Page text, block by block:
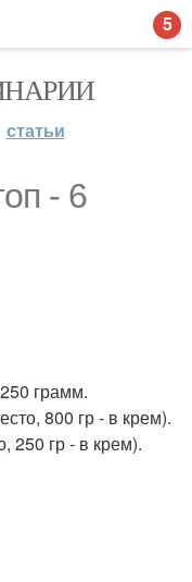
статьи
- 6
грамм.
800 гр - в крем).
250 гр - в крем).
5